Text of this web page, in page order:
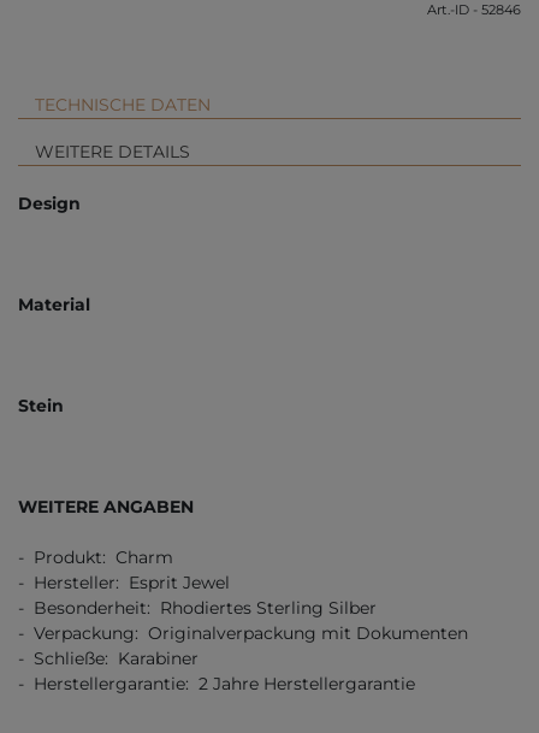
Art.-ID - 52846
TECHNISCHE DATEN
WEITERE DETAILS
Design
Material
Stein
WEITERE ANGABEN
- Produkt: Charm
- Hersteller: Esprit Jewel
- Besonderheit: Rhodiertes Sterling Silber
- Verpackung: Originalverpackung mit Dokumenten
- Schließe: Karabiner
- Herstellergarantie: 2 Jahre Herstellergarantie